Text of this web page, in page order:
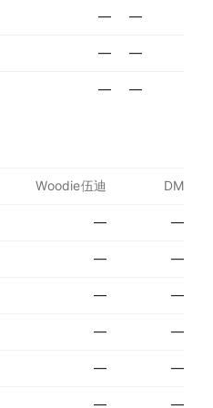
— —
— —
— —
Woodie伍迪 DM
— —
— —
— —
— —
— —
— —